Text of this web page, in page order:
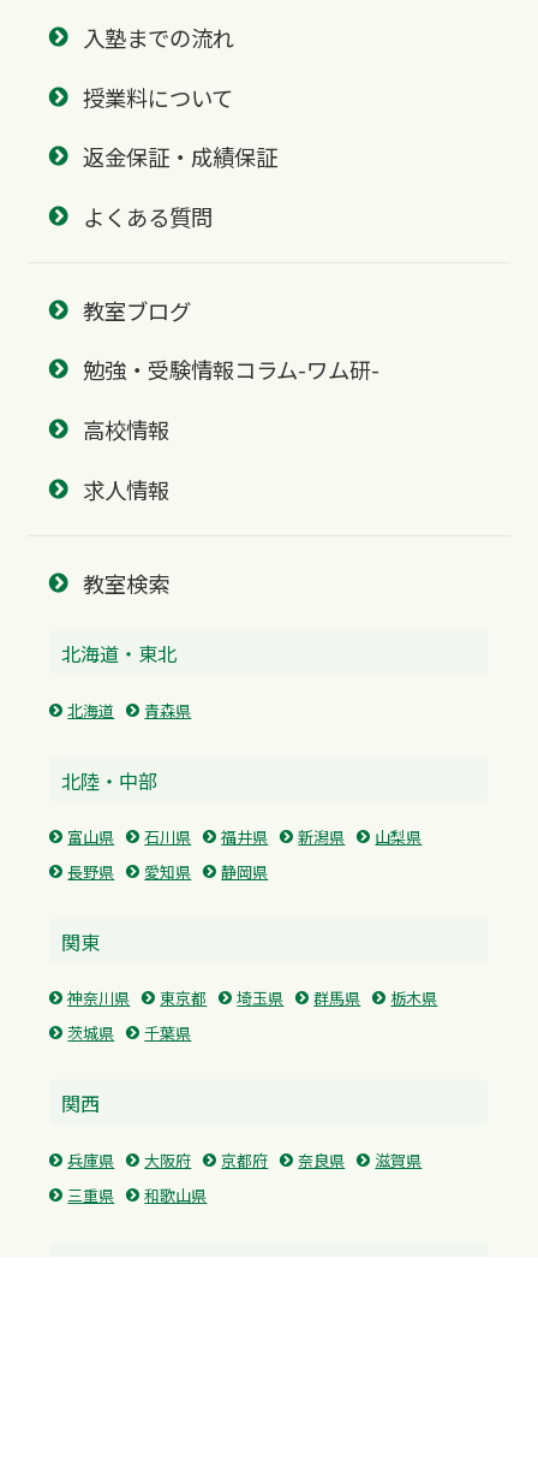
入塾までの流れ
授業料について
返金保証・成績保証
よくある質問
教室ブログ
勉強・受験情報コラム-ワム研-
高校情報
求人情報
教室検索
北海道・東北
北海道 青森県
北陸・中部
富山県 石川県 福井県 新潟県
山梨県
長野県
愛知県 静岡県
関東
神奈川県 東京都 埼玉県 群馬県
栃木県
茨城県
千葉県
関西
兵庫県 大阪府 京都府 奈良県
滋賀県
三重県
和歌山県